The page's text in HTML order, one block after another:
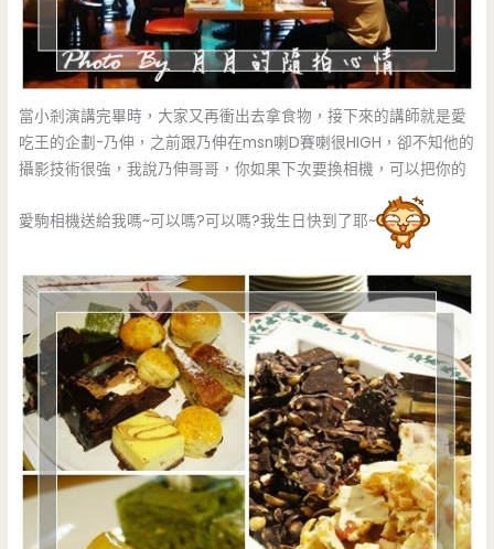
當小剎演講完畢時，大家又再衝出去拿食物，接下來的講師就是愛
吃王的企劃-乃伸，之前跟乃伸在msn喇D賽喇很HIGH，卻不知他的
攝影技術很強，我說乃伸哥哥，你如果下次要換相機，可以把你的
愛駒相機送給我嗎~可以嗎?可以嗎?我生日快到了耶~